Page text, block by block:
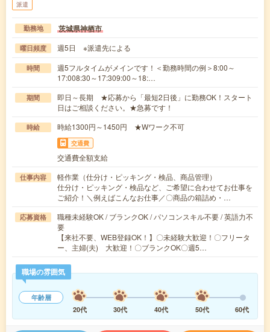
派遣
勤務地 茨城県神栖市
曜日頻度 週5日 ※派遣先による
時間
週5フルタイムがメインです！＜勤務時間の例＞8:00～
17:008:30～17:309:00～18:…
期間
即日～長期 ★応募から「最短2日後」に勤務OK！スタート
日はご相談ください。★急募です！
時給 時給1300円～1450円 ★Wワーク不可
交通費
交通費全額支給
仕事内容
軽作業（仕分け・ピッキング・検品、商品管理）
仕分け・ピッキング・検品など、ご希望に合わせてお仕事を
ご紹介！＼例えばこんなお仕事／〇商品の箱詰め・…
応募資格
職種未経験OK / ブランクOK / パソコンスキル不要 / 英語力不
要
【来社不要、WEB登録OK！】〇未経験大歓迎！〇フリータ
ー、主婦(夫) 大歓迎！〇ブランクOK〇週5…
職場の雰囲気
年齢層
20代
30代 40代 50代 60代